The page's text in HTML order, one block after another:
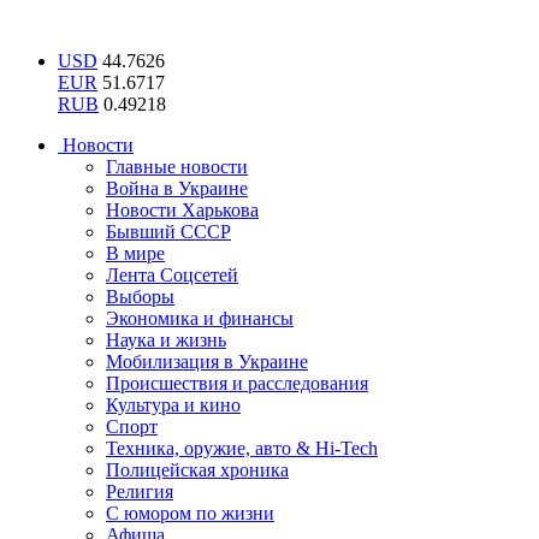
USD 44.7626
EUR 51.6717
RUB 0.49218
Новости
Главные новости
Война в Украине
Новости Харькова
Бывший СССР
В мире
Лента Соцсетей
Выборы
Экономика и финансы
Наука и жизнь
Мобилизация в Украине
Происшествия и расследования
Культура и кино
Спорт
Техника, оружие, авто & Hi-Tech
Полицейская хроника
Религия
С юмором по жизни
Афиша